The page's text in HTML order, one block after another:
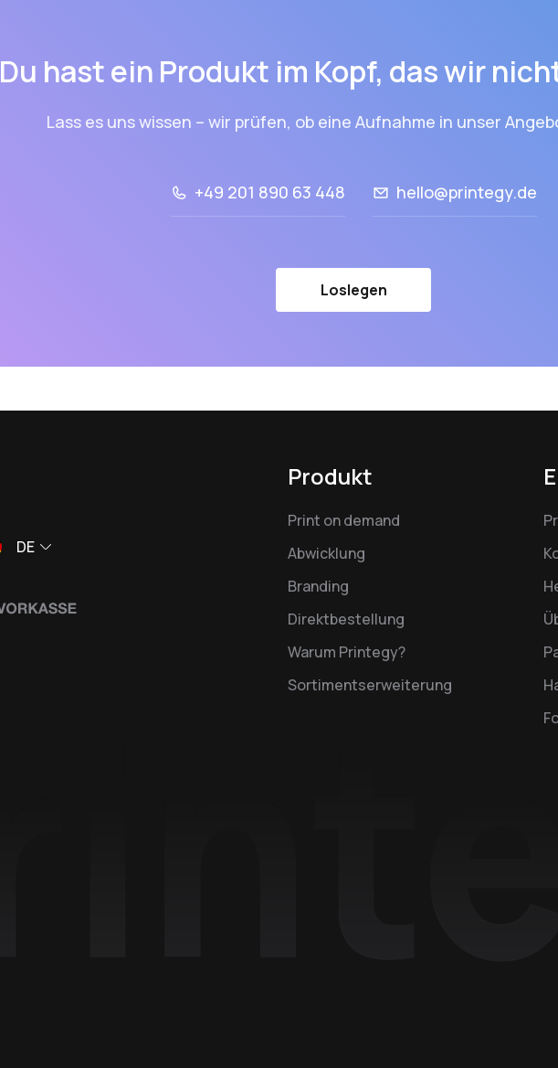
Du hast ein Produkt im Kopf, das wir
Lass es uns wissen – wir prüfen, ob eine Aufnahme in unser
+49 201 890 63 448 hello@printegy.de
Loslegen
DE
Produkt
Print on demand
Abwicklung
Branding
Direktbestellung
Warum Printegy?
Sortimentserweiterung